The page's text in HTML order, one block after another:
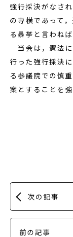
強行採決がなさ
の専横であって
る暴挙と言わねば
当会は，憲法
行った強行採決
る参議院での慎
案とすることを強
次の記事
前の記事